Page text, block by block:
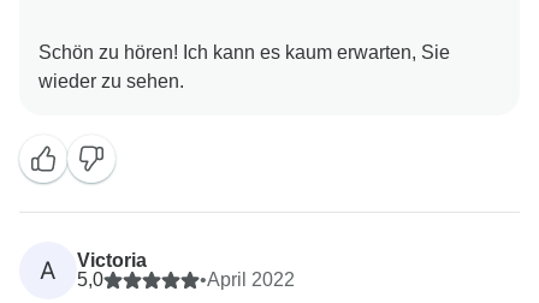
Schön zu hören! Ich kann es kaum erwarten, Sie
A
Victoria
5,0
•April 2022